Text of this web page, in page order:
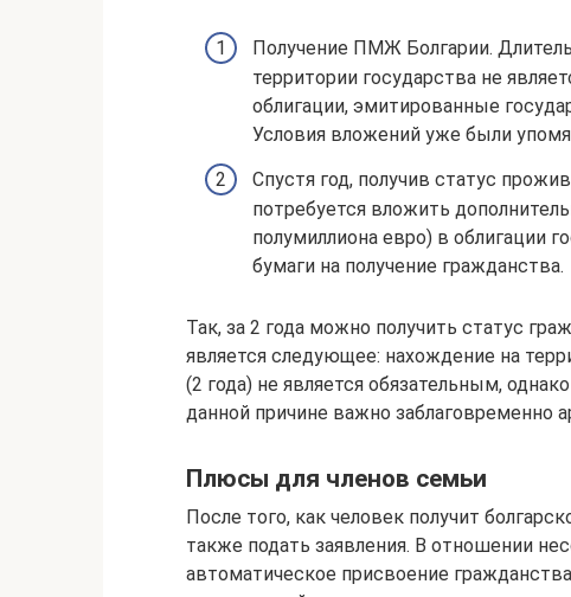
Получение ПМЖ Болгарии.
территории государства не
облигации, эмитированные
Условия вложений уже были
Спустя год, получив статус
потребуется вложить
полумиллиона евро) в облигации
бумаги на получение гражданства.
Так, за 2 года можно получить статус
является следующее: нахождение на
(2 года) не является обязательным,
данной причине важно заблаговременно
Плюсы для членов семьи
После того, как человек получит
также подать заявления. В отношении
автоматическое присвоение